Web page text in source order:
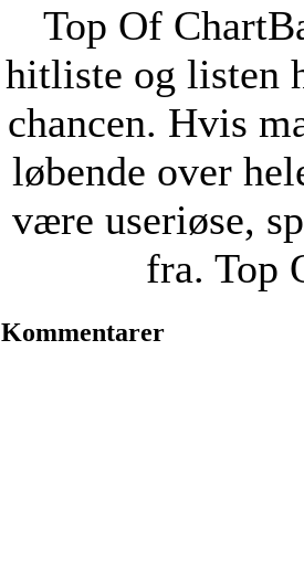
Top Of
hitliste og listen
chancen. Hvis
løbende over
være useriøse,
fra. Top
Kommentarer